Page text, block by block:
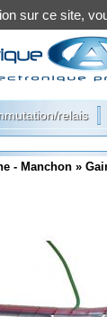
relais
- Manchon »
sur ce site,